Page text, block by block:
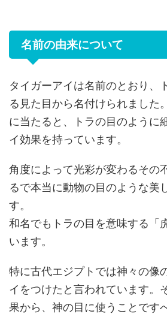
名前の由来について
タイガーアイは名前のとおり、
る見た目から名付けられました
に当たると、トラの目のように
イ効果を持っています。
角度によって光彩が変わるその
るで本当に動物の目のような美
す。
和名でもトラの目を意味する「
います。
特に古代エジプトでは神々の像
イをつけたと言われています。
果から、神の目に使うことです